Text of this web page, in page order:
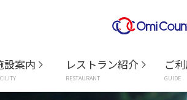
設案内 レストラン紹介
RESTAURANT
ご
GUIDE